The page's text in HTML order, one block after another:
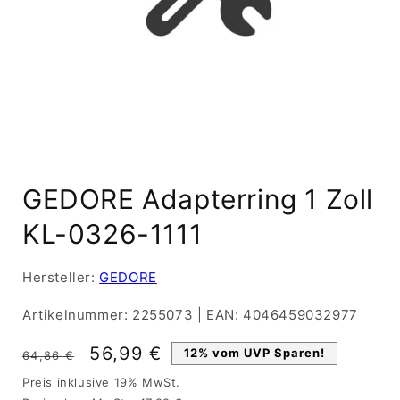
in
Modal
GEDORE Adapterring 1 Zoll
KL-0326-1111
Hersteller: GEDORE
Artikelnummer: 2255073 EAN: 4046459032977
Normaler
Preis
64,86 € Verkaufspreis
56,99 € 12% vom UVP Sparen!
Preis inklusive 19% MwSt.